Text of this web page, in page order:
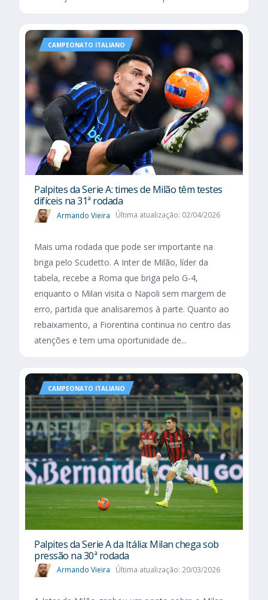
CAMPEONATO ITALIANO
Palpites da Serie A: times de Milão têm testes
difíceis na 31ª rodada
Armando Vieira Última atualização: 02/04/2026
Mais uma rodada que pode ser importante na
briga pelo Scudetto. A Inter de Milão, líder da
tabela, recebe a Roma que briga pelo G-4,
enquanto o Milan visita o Napoli sem margem de
erro, partida que analisaremos à parte. Quanto ao
rebaixamento, a Fiorentina continua no centro das
atenções e tem uma oportunidade de...
CAMPEONATO ITALIANO
Palpites da Serie A da Itália: Milan chega sob
pressão na 30ª rodada
Armando Vieira Última atualização: 20/03/2026